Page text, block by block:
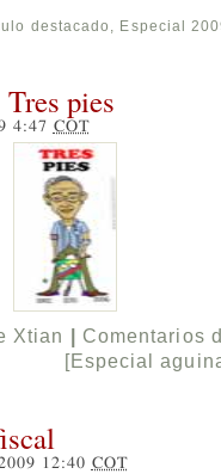
destacado , Especial
pies
4:47 COT
Xtian
Comentarios
[Especial
12:40 COT